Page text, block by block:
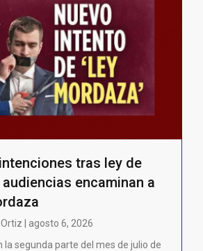
tras ley de
encaminan a
| agosto 6, 2026
segunda parte del mes de julio de